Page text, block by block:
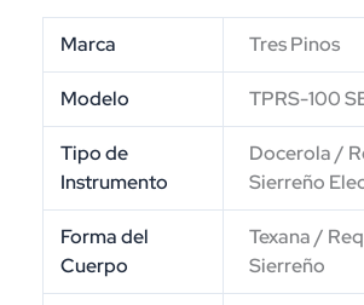
Marca Tres Pinos
Modelo TPRS-100
Tipo de
Instrumento
Docerola /
Sierreño
Forma del
Cuerpo
Texana /
Sierreño